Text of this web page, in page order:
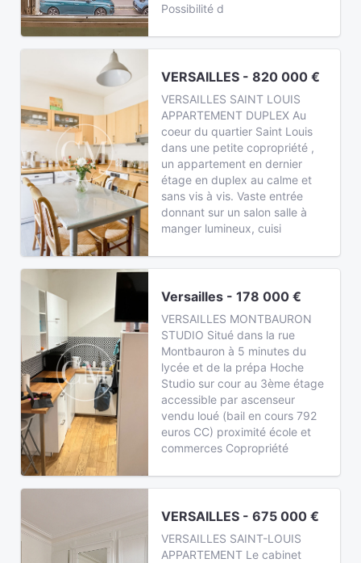
Possibilité d
VERSAILLES - 820 000 €
VERSAILLES SAINT LOUIS
APPARTEMENT DUPLEX Au
coeur du quartier Saint Louis
dans une petite copropriété ,
un appartement en dernier
étage en duplex au calme et
sans vis à vis. Vaste entrée
donnant sur un salon salle à
manger lumineux, cuisi
Versailles - 178 000 €
VERSAILLES MONTBAURON
STUDIO Situé dans la rue
Montbauron à 5 minutes du
lycée et de la prépa Hoche
Studio sur cour au 3ème étage
accessible par ascenseur
vendu loué (bail en cours 792
euros CC) proximité école et
commerces Copropriété
VERSAILLES - 675 000 €
VERSAILLES SAINT-LOUIS
APPARTEMENT Le cabinet